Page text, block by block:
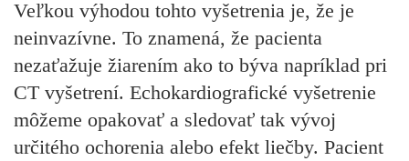
Veľkou výhodou tohto vyšetrenia je, že je
neinvazívne. To znamená, že pacienta
nezaťažuje žiarením ako to býva napríklad pri
CT vyšetrení. Echokardiografické vyšetrenie
môžeme opakovať a sledovať tak vývoj
určitého ochorenia alebo efekt liečby. Pacient